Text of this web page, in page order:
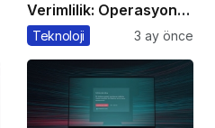
Verimlilik: Operasyonel
Süreçleri Tek
Teknoloji 3 ay önce